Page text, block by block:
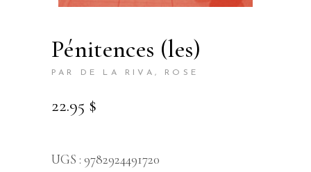
pénitences (les)
PAR DE LA RIVA, ROSE
22.95 $
UGS : 9782924491720